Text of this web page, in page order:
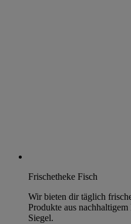
Frischetheke Fisch
Wir bieten dir täglich
Produkte aus
Siegel.